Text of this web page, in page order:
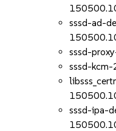
sssd-ad-
sssd-
sssd-
sssd-ipa-